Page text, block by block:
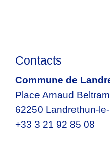
Contacts
Commune de
Place Arnaud
62250 Landrethun-
+33 3 21 92 85 08